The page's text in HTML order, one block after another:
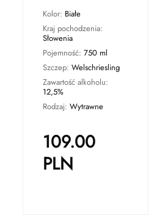
Kolor: Białe
Kraj pochodzenia:
Słowenia
Pojemność: 750 ml
Szczep: Welschriesling
Zawartość alkoholu:
12,5%
Rodzaj: Wytrawne
109.00
PLN